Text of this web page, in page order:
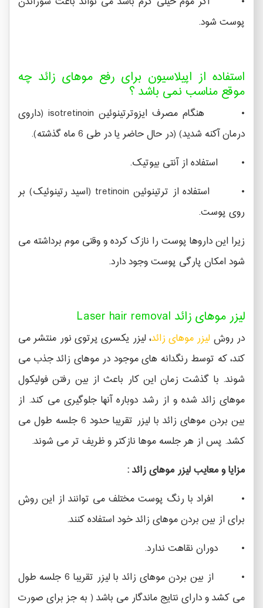
پوست شود.
استفاده از اپیلاسیون برای رفع موهای زائد چه
موقع مناسب نمی باشد ؟
• هنگام مصرف ایزوترتینوئین isotretinoin (داروی
درمان آکنه شدید) (در حال حاضر یا در طی 6 ماه گذشته).
• استفاده از آنتی بیوتیک.
• استفاده از ترتینوئین tretinoin (اسید رتینوئیک) بر
روی پوست.
زیرا این داروها پوست را نازک کرده و وقتی موم برداشته می
شود امکان پارگی پوست وجود دارد.
لیزر موهای زائد Laser hair removal
در روش لیزر موهای زائد، لیزر یکسری پرتوی نور منتشر می
کند، که توسط رنگدانه های موجود در موهای زائد جذب می
شوند. با گذشت زمان این کار باعث از بین رفتن فولیکول
موهای زائد شده و از رشد دوباره آنها جلوگیری می کند. از
بین بردن موهای زائد با لیزر تقریبا حدود 6 جلسه طول می
کشد. پس از هر جلسه موها نازکتر و ظریف تر می شوند.
مزایا و معایب لیزر موهای زائد :
• افراد با رنگ پوست مختلف می توانند از این روش
برای از بین بردن موهای زائد خود استفاده کنند.
• دوران نقاهت ندارد.
• از بین بردن موهای زائد با لیزر تقریبا 6 جلسه طول
می کشد و دارای نتایج ماندگار می باشد ( به جز برای صورت